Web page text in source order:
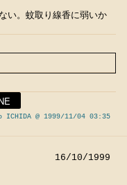
い。蚊取り線香に弱いか
ICHIDA @ 1999/11/04 03:35
16/10/1999